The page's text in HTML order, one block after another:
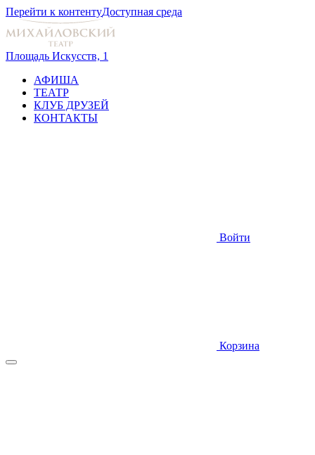
Перейти к контентуДоступная среда
Площадь Искусств, 1
АФИША
ТЕАТР
КЛУБ ДРУЗЕЙ
КОНТАКТЫ
Войти
Корзина